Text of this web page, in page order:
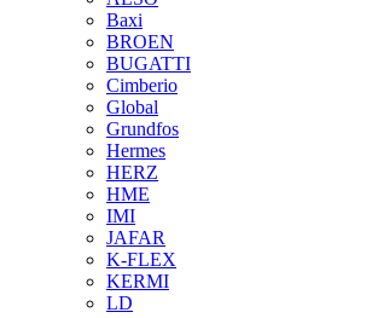
Baxi
BROEN
BUGATTI
Cimberio
Global
Grundfos
Hermes
HERZ
HME
IMI
JAFAR
K-FLEX
KERMI
LD